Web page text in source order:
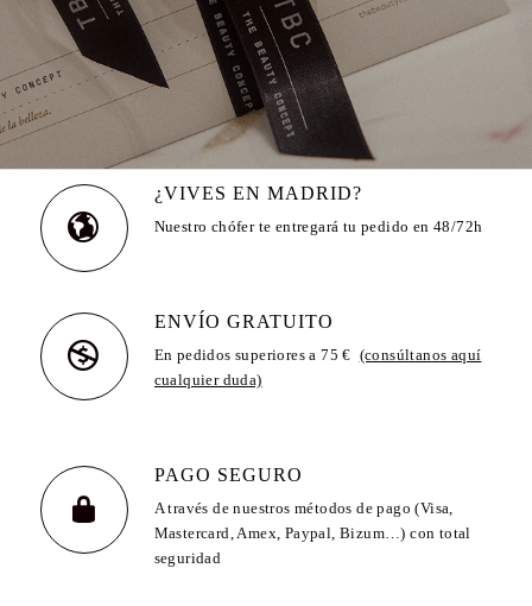
¿VIVES EN MADRID?
Nuestro chófer te entregará tu pedido en 48/72h
ENVÍO GRATUITO
En pedidos superiores a 75 € (consúltanos aquí
cualquier duda)
PAGO SEGURO
A través de nuestros métodos de pago (Visa,
Mastercard, Amex, Paypal, Bizum…) con total
seguridad